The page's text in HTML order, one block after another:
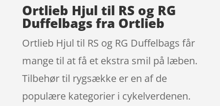
Ortlieb Hjul til RS og RG
Duffelbags fra Ortlieb
Ortlieb Hjul til RS og RG Duffelbags får
mange til at få et ekstra smil på læben.
Tilbehør til rygsække er en af de
populære kategorier i cykelverdenen.